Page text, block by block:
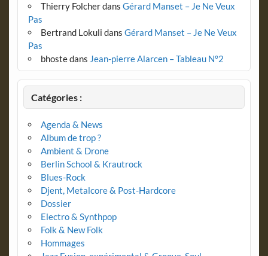
Thierry Folcherdans Gérard Manset – Je Ne Veux
Pas
Bertrand Lokuli dans Gérard Manset – Je Ne Veux
Pas
bhostedans Jean-pierre Alarcen – Tableau N°2
Catégories :
Agenda & News
Album de trop ?
Ambient & Drone
Berlin School & Krautrock
Blues-Rock
Djent, Metalcore & Post-Hardcore
Dossier
Electro & Synthpop
Folk & New Folk
Hommages